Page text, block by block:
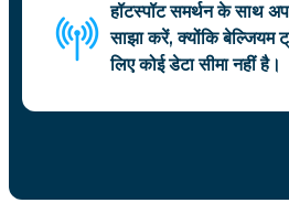
हॉटस्पॉट समर्थन के साथ
साझा करें, क्योंकि बेल्जियम
लिए कोई डेटा सीमा नहीं है।